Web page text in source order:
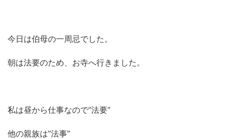
今日は伯母の一周忌でした。
朝は法要のため、お寺へ行きました。
私は昼から仕事なので”法要”
他の親族は”法事”